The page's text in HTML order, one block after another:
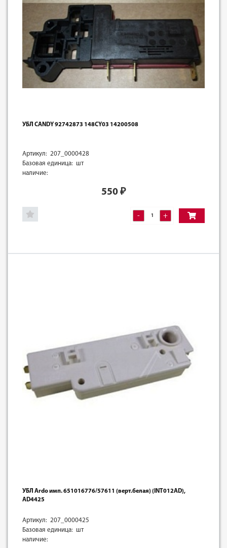
УБЛ CANDY 92742873 148CY03 14200508
Артикул: 207_0000428
Базовая единица: шт
наличие:
550 ₽
- +
УБЛ Ardo имп. 651016776/57611 (верт.белая) (INT012AD),
AD4425
Артикул: 207_0000425
Базовая единица: шт
наличие: